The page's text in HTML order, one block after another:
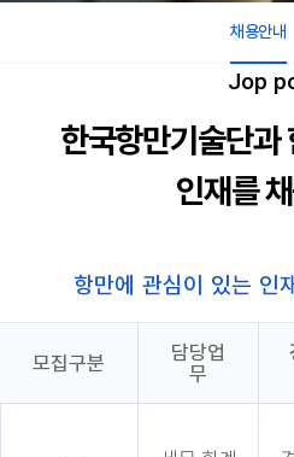
채용안내
Jop
한국항만기술단과
인재를
항만에 관심이 있는 인
모집구분
담당업
무